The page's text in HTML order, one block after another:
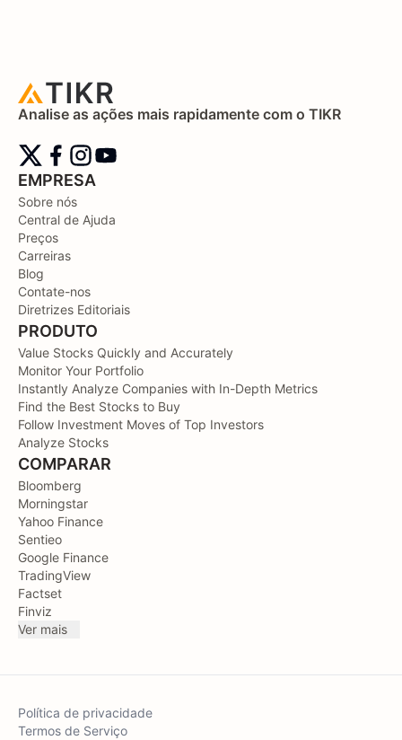
Analise as ações mais rapidamente com o TIKR
EMPRESA
Sobre nós
Central de Ajuda
Preços
Carreiras
Blog
Contate-nos
Diretrizes Editoriais
PRODUTO
Value Stocks Quickly and Accurately
Monitor Your Portfolio
Instantly Analyze Companies with In-Depth Metrics
Find the Best Stocks to Buy
Follow Investment Moves of Top Investors
Analyze Stocks
COMPARAR
Bloomberg
Morningstar
Yahoo Finance
Sentieo
Google Finance
TradingView
Factset
Finviz
Ver mais
Política de privacidade
Termos de Serviço